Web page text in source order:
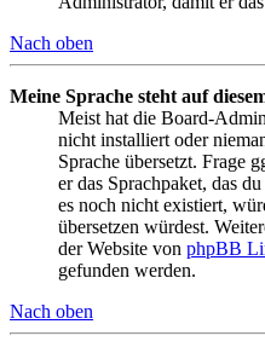
Nach oben
Meine Sprache steht auf
Meist hat die Board-
nicht installiert oder
Sprache übersetzt. Frage
er das Sprachpaket, das
es noch nicht existiert,
übersetzen würdest.
der Website von phpBB
gefunden werden.
Nach oben